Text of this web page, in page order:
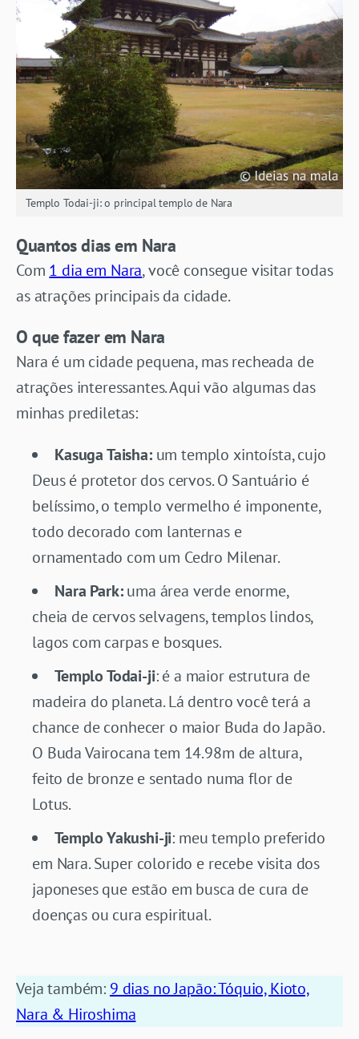
Templo Todai-ji: o principal templo de Nara
Quantos dias em Nara
Com 1 dia em Nara, você consegue visitar todas
as atrações principais da cidade.
O que fazer em Nara
Nara é um cidade pequena, mas recheada de
atrações interessantes. Aqui vão algumas das
minhas prediletas:
Kasuga Taisha:um templo xintoísta, cujo
Deus é protetor dos cervos. O Santuário é
belíssimo, o templo vermelho é imponente,
todo decorado com lanternas e
ornamentado com um Cedro Milenar.
Nara Park:uma área verde enorme,
cheia de cervos selvagens, templos lindos,
lagos com carpas e bosques.
Templo Todai-ji: é a maior estrutura de
madeira do planeta. Lá dentro você terá a
chance de conhecer o maior Buda do Japão.
O Buda Vairocana tem 14.98m de altura,
feito de bronze e sentado numa flor de
Lotus.
Templo Yakushi-ji: meu templo preferido
em Nara. Super colorido e recebe visita dos
japoneses que estão em busca de cura de
doenças ou cura espiritual.
Veja também: 9 dias no Japão: Tóquio, Kioto,
Nara & Hiroshima